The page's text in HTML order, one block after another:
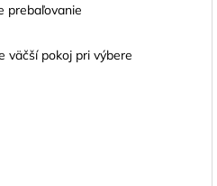
prebaľovanie
väčší pokoj pri výbere